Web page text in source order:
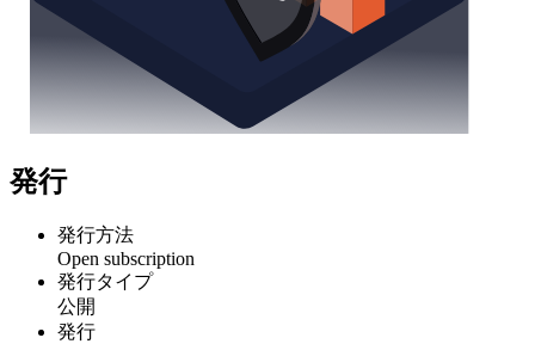
発行
発行方法
Open subscription
発行タイプ
公開
発行